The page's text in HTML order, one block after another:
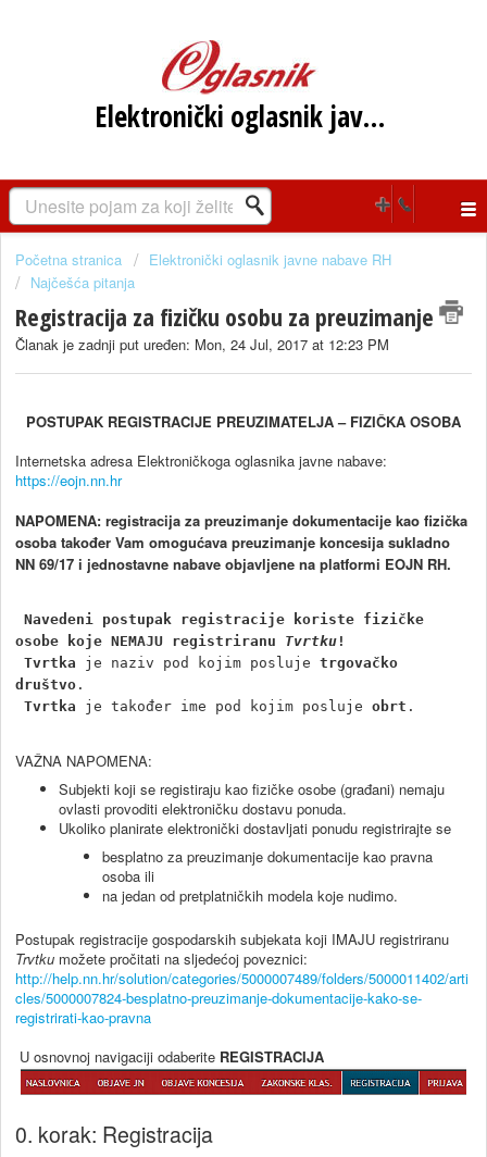
Elektronički oglasnik javne nabave RH
Početna stranica
Elektronički oglasnik javne nabave RH
Najčešća pitanja
Registracija za fizičku osobu za preuzimanje
Članak je zadnji put uređen: Mon, 24 Jul, 2017 at 12:23 PM
POSTUPAK REGISTRACIJE PREUZIMATELJA – FIZIČKA OSOBA
Internetska adresa Elektroničkoga oglasnika javne nabave:
https://eojn.nn.hr
NAPOMENA: registracija za preuzimanje dokumentacije kao fizička
osoba također Vam omogućava preuzimanje koncesija sukladno
NN 69/17 i jednostavne nabave objavljene na platformi EOJN RH.
Navedeni postupak registracije koriste fizičke
osobe koje NEMAJU registriranu Tvrtku !
Tvrtka je naziv pod kojim posluje trgovačko
društvo .
Tvrtka je također ime pod kojim posluje obrt .
VAŽNA NAPOMENA:
Subjekti koji se registiraju kao fizičke osobe (građani) nemaju
ovlasti provoditi elektroničku dostavu ponuda.
Ukoliko planirate elektronički dostavljati ponudu registrirajte se
besplatno za preuzimanje dokumentacije kao pravna
osoba ili
na jedan od pretplatničkih modela koje nudimo.
Postupak registracije gospodarskih subjekata koji IMAJU registriranu
Trvtku možete pročitati na sljedećoj poveznici:
http://help.nn.hr/solution/categories/5000007489/folders/5000011402/arti
cles/5000007824-besplatno-preuzimanje-dokumentacije-kako-se-
registrirati-kao-pravna
U osnovnoj navigaciji odaberite REGISTRACIJA
0. korak: Registracija